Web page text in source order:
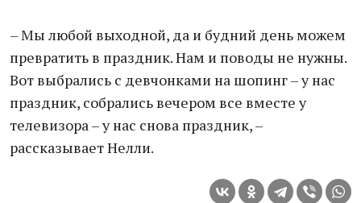
– Мы любой выходной, да и будний день можем
превратить в праздник. Нам и поводы не нужны.
Вот выбрались с девчонками на шопинг – у нас
праздник, собрались вечером все вместе у
телевизора – у нас снова праздник, –
рассказывает Нелли.